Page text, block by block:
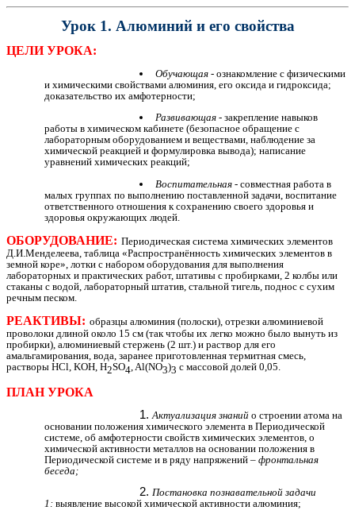
Урок 1. Алюминий и его свойства
ЦЕЛИ УРОКА:
Обучающая - ознакомление с физическими
и химическими свойствами алюминия, его оксида и гидроксида;
доказательство их амфотерности;
Развивающая - закрепление навыков
работы в химическом кабинете (безопасное обращение с
лабораторным оборудованием и веществами, наблюдение за
химической реакцией и формулировка вывода); написание
уравнений химических реакций;
Воспитательная- совместная работа в
малых группах по выполнению поставленной задачи, воспитание
ответственного отношения к сохранению своего здоровья и
здоровья окружающих людей.
ОБОРУДОВАНИЕ: Периодическая система химических элементов
Д.И.Менделеева, таблица «Распространённость химических элементов в
земной коре», лотки с набором оборудования для выполнения
лабораторных и практических работ, штативы с пробирками, 2 колбы или
стаканы с водой, лабораторный штатив, стальной тигель, поднос с сухим
речным песком.
РЕАКТИВЫ: образцы алюминия (полоски), отрезки алюминиевой
проволоки длиной около 15 см (так чтобы их легко можно было вынуть из
пробирки), алюминиевый стержень (2 шт.) и раствор для его
амальгамирования, вода, заранее приготовленная термитная смесь,
растворы HCl, KOH, H2SO4, Al(NO3)3 с массовой долей 0,05.
ПЛАН УРОКА
Актуализация знаний о строении атома на
основании положения химического элемента в Периодической
системе, об амфотерности свойств химических элементов, о
химической активности металлов на основании положения в
Периодической системе и в ряду напряжений – фронтальная
беседа;
Постановка познавательной задачи
1: выявление высокой химической активности алюминия;